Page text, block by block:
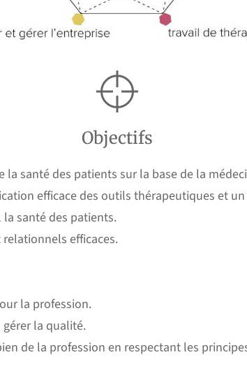
Objectifs
santé des patients sur la base de la
efficace des outils thérapeutiques et
santé des patients.
efficaces.
la profession.
la qualité.
de la profession en respectant les